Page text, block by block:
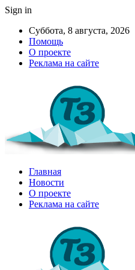
Sign in
Суббота, 8 августа, 2026
Помощь
О проекте
Реклама на сайте
Главная
Новости
О проекте
Реклама на сайте